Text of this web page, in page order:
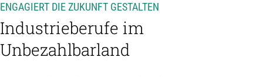
ENGAGIERT DIE ZUKUNFT GESTALTEN
Industrieberufe im
Unbezahlbarland